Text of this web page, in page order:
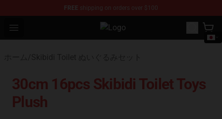
FREE shipping on orders over $100
Open menu Skibidi Toilet Plush Shop - Official
30cm 16pcs Skibidi Toilet Toys
Plush